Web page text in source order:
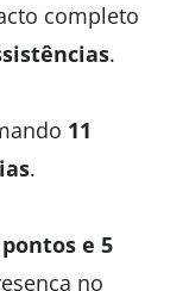
completo
.
11
.
e 5
no